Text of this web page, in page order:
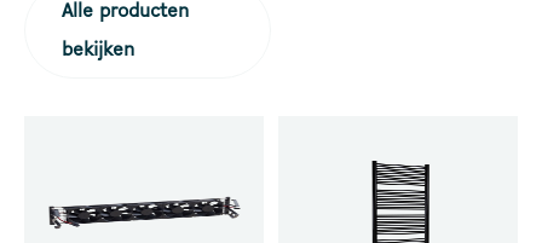
Alle producten
bekijken